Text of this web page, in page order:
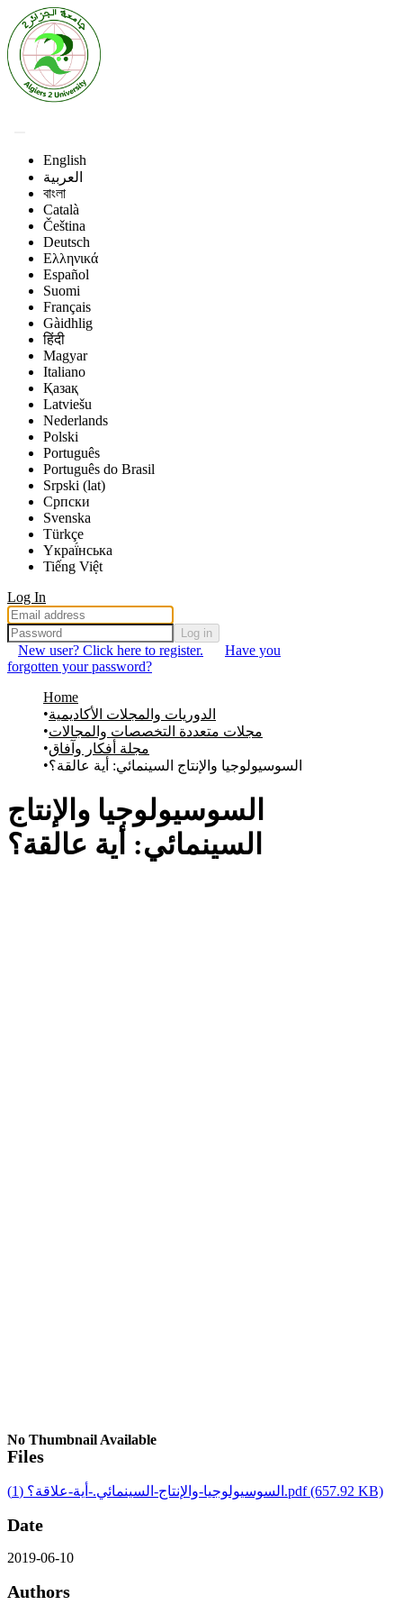
English
العربية
বাংলা
Català
Čeština
Deutsch
Ελληνικά
Español
Suomi
Français
Gàidhlig
हिंदी
Magyar
Italiano
Қазақ
Latviešu
Nederlands
Polski
Português
Português do Brasil
Srpski (lat)
Српски
Svenska
Türkçe
Yкраї́нська
Tiếng Việt
Log In
Log in
New user? Click here to register.
Have you
forgotten your password?
Home
الدوريات والمجلات الأكاديمية
مجلات متعددة التخصصات والمجالات
مجلة أفكار وآفاق
السوسيولوجيا والإنتاج السينمائي: أية عالقة؟
السوسيولوجيا والإنتاج
السينمائي: أية عالقة؟
No Thumbnail Available
Files
السوسيولوجيا-والإنتاج-السينمائي.-أية-علاقة؟ (1).pdf(657.92 KB)
Date
2019-06-10
Authors